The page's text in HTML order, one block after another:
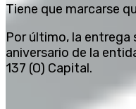
Tiene que marcarse
Por último, la entrega
aniversario de la
137 (O) Capital.